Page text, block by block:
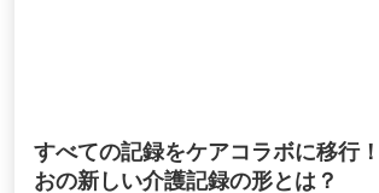
すべての記録をケアコラボに移行
おの新しい介護記録の形とは？